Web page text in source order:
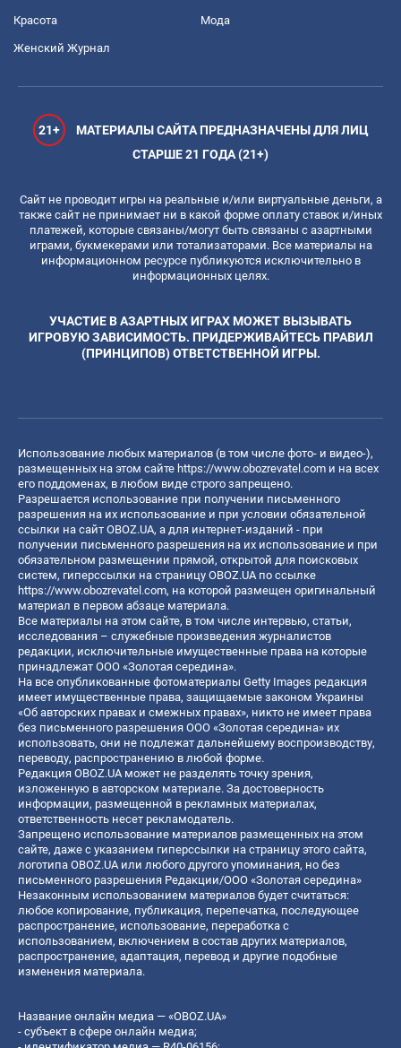
Красота Мода
Женский Журнал
21+
МАТЕРИАЛЫ САЙТА ПРЕДНАЗНАЧЕНЫ ДЛЯ ЛИЦ
СТАРШЕ 21 ГОДА (21+)
Сайт не проводит игры на реальные и/или виртуальные деньги, а
также сайт не принимает ни в какой форме оплату ставок и/иных
платежей, которые связаны/могут быть связаны с азартными
играми, букмекерами или тотализаторами. Все материалы на
информационном ресурсе публикуются исключительно в
информационных целях.
УЧАСТИЕ В АЗАРТНЫХ ИГРАХ МОЖЕТ ВЫЗЫВАТЬ
ИГРОВУЮ ЗАВИСИМОСТЬ. ПРИДЕРЖИВАЙТЕСЬ ПРАВИЛ
(ПРИНЦИПОВ) ОТВЕТСТВЕННОЙ ИГРЫ.
Использование любых материалов (в том числе фото- и видео-),
размещенных на этом сайте https://www.obozrevatel.com и на всех
его поддоменах, в любом виде строго запрещено.
Разрешается использование при получении письменного
разрешения на их использование и при условии обязательной
ссылки на сайт OBOZ.UA, а для интернет-изданий - при
получении письменного разрешения на их использование и при
обязательном размещении прямой, открытой для поисковых
систем, гиперссылки на страницу OBOZ.UA по ссылке
https://www.obozrevatel.com, на которой размещен оригинальный
материал в первом абзаце материала.
Все материалы на этом сайте, в том числе интервью, статьи,
исследования – служебные произведения журналистов
редакции, исключительные имущественные права на которые
принадлежат ООО «Золотая середина».
На все опубликованные фотоматериалы Getty Images редакция
имеет имущественные права, защищаемые законом Украины
«Об авторских правах и смежных правах», никто не имеет права
без письменного разрешения ООО «Золотая середина» их
использовать, они не подлежат дальнейшему воспроизводству,
переводу, распространению в любой форме.
Редакция OBOZ.UA может не разделять точку зрения,
изложенную в авторском материале. За достоверность
информации, размещенной в рекламных материалах,
ответственность несет рекламодатель.
Запрещено использование материалов размещенных на этом
сайте, даже с указанием гиперссылки на страницу этого сайта,
логотипа OBOZ.UA или любого другого упоминания, но без
письменного разрешения Редакции/ООО «Золотая середина»
Незаконным использованием материалов будет считаться:
любое копирование, публикация, перепечатка, последующее
распространение, использование, переработка с
использованием, включением в состав других материалов,
распространение, адаптация, перевод и другие подобные
изменения материала.
Название онлайн медиа — «OBOZ.UA»
- субъект в сфере онлайн медиа;